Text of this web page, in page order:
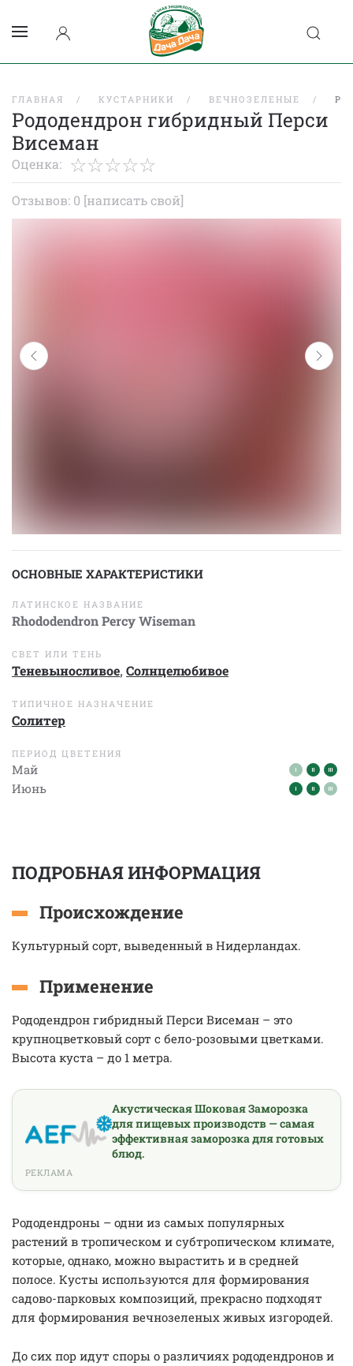
ГЛАВНАЯ КУСТАРНИКИ ВЕЧНОЗЕЛЕНЫЕ
Рододендрон гибридный Перси
Висеман
Оценка:
Отзывов: 0 [написать свой]
ОСНОВНЫЕ ХАРАКТЕРИСТИКИ
ЛАТИНСКОЕ НАЗВАНИЕ
Rhododendron Percy Wiseman
СВЕТ ИЛИ ТЕНЬ
Теневыносливое, Солнцелюбивое
ТИПИЧНОЕ НАЗНАЧЕНИЕ
Солитер
ПЕРИОД ЦВЕТЕНИЯ
Май
Июнь
ПОДРОБНАЯ ИНФОРМАЦИЯ
Происхождение
Культурный сорт, выведенный в Нидерландах.
Применение
Рододендрон гибридный Перси Висеман – это
крупноцветковый сорт с бело-розовыми цветками.
Высота куста – до 1 метра.
Акустическая Шоковая Заморозка
для пищевых производств — самая
эффективная заморозка для готовых
блюд.
РЕКЛАМА
Рододендроны – одни из самых популярных
растений в тропическом и субтропическом климате,
которые, однако, можно вырастить и в средней
полосе. Кусты используются для формирования
садово-парковых композиций, прекрасно подходят
для формирования вечнозеленых живых изгородей.
До сих пор идут споры о различиях рододендронов и